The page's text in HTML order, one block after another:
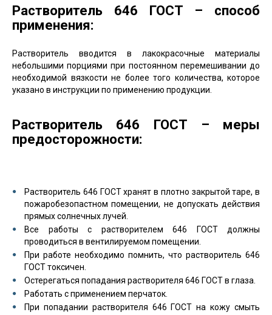
Растворитель 646 ГОСТ – способ
применения:
Растворитель вводится в лакокрасочные материалы
небольшими порциями при постоянном перемешивании до
необходимой вязкости не более того количества, которое
указано в инструкции по применению продукции.
Растворитель 646 ГОСТ – меры
предосторожности:
Растворитель 646 ГОСТ хранят в плотно закрытой таре, в
пожаробезопастном помещении, не допускать действия
прямых солнечных лучей.
Все работы с растворителем 646 ГОСТ должны
проводиться в вентилируемом помещении.
При работе необходимо помнить, что растворитель 646
ГОСТ токсичен.
Остерегаться попадания растворителя 646 ГОСТ в глаза.
Работать с применением перчаток.
При попадании растворителя 646 ГОСТ на кожу смыть